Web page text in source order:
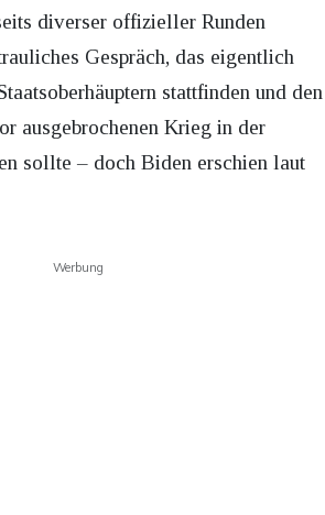
diverser offizieller Runden
Gespräch, das eigentlich
stattfinden und den
ausgebrochenen Krieg in der
sollte – doch Biden erschien laut
Werbung